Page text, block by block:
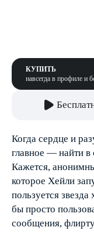
КУПИТЬ
навсегда в профиле и
Когда сердце и
главное — найти в
Кажется,
которое Хейли
пользуется
бы просто
сообщения,